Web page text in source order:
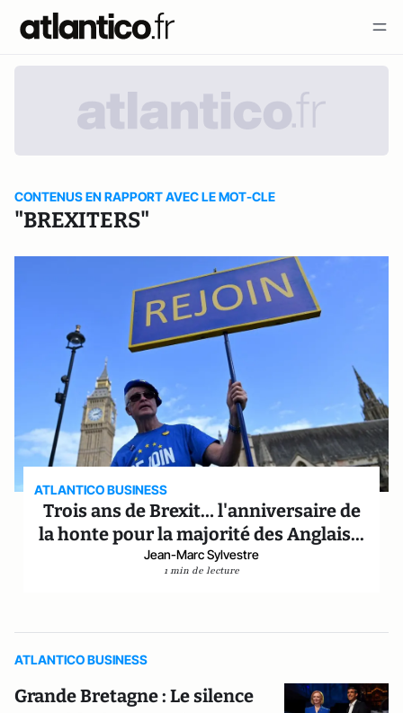
CONTENUS EN RAPPORT AVEC LE MOT-CLE
"BREXITERS"
ATLANTICO BUSINESS
Trois ans de Brexit… l'anniversaire de
la honte pour la majorité des Anglais...
Jean-Marc Sylvestre
1 min de lecture
ATLANTICO BUSINESS
Grande Bretagne : Le silence